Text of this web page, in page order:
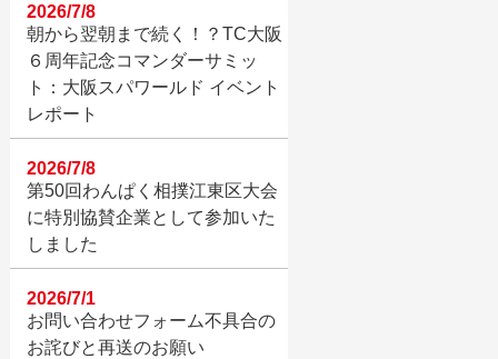
朝から翌朝まで続く！？TC大阪
６周年記念コマンダーサミッ
ト：大阪スパワールド イベント
レポート
2026/7/8
第50回わんぱく相撲江東区大会
に特別協賛企業として参加いた
しました
2026/7/8
お問い合わせフォーム不具合の
お詫びと再送のお願い
2026/7/1